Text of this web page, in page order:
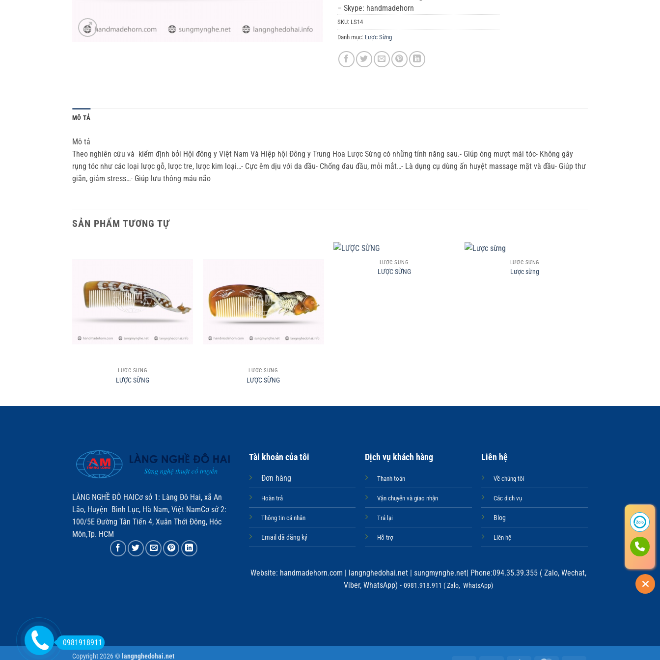
– Skype: handmadehorn
SKU: LS14
Danh mục: Lược Sừng
MÔ TẢ
Mô tả
Theo nghiên cứu và kiểm định bởi Hội đông y Việt Nam Và Hiệp hội Đông y Trung Hoa Lược Sừng có những tính năng sau.- Giúp óng mượt mái tóc- Không gây
rụng tóc như các loại lược gỗ, lược tre, lược kim loại…- Cực êm dịu với da đầu- Chống đau đầu, mỏi mắt…- Là dụng cụ dùng ấn huyệt massage mặt và đầu- Giúp thư
giãn, giảm stress…- Giúp lưu thông máu não
SẢN PHẨM TƯƠNG TỰ
LƯỢC SỪNG
LƯỢC SỪNG
LƯỢC SỪNG
LƯỢC SỪNG
+
LƯỢC SỪNG
LƯỢC SỪNG
LƯỢC SỪNG
Lược sừng
LÀNG NGHỀ ĐÔ HAICơ sở 1: Làng Đô Hai, xã An
Lão, Huyện Bình Lục, Hà Nam, Việt NamCơ sở 2:
100/5E Đường Tân Tiến 4, Xuân Thới Đông, Hóc
Môn,Tp. HCM
Tài khoản của tôi
Đơn hàng
Hoàn trả
Thông tin cá nhân
Email đã đăng ký
Dịch vụ khách hàng
Thanh toán
Vận chuyển và giao nhận
Trả lại
Hỗ trợ
Liên hệ
Về chúng tôi
Các dịch vụ
Blog
Liên hệ
Website: handmadehorn.com langnghedohai.net sungmynghe.net | Phone:094.35.39.355 ( Zalo, Wechat,
Viber, WhatsApp) - 0981.918.911 ( Zalo, WhatsApp)
Copyright 2026 © langnghedohai.net
0981918911